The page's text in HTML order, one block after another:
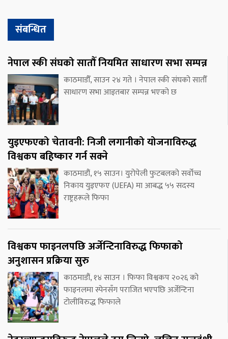
संबन्धित
नेपाल स्की संघको सातौँ नियमित साधारण सभा सम्पन्न
काठमाडौँ, साउन २४ गते । नेपाल स्की संघको सातौँ
साधारण सभा आइतबार सम्पन्न भएको छ
युइएफएको चेतावनी: निजी लगानीको योजनाविरुद्ध
विश्वकप बहिष्कार गर्न सक्ने
काठमाडौं, १५ साउन। युरोपेली फुटबलको सर्वोच्च
निकाय युइएफए (UEFA) मा आबद्ध ५५ सदस्य
राष्ट्रहरूले फिफा
विश्वकप फाइनलपछि अर्जेन्टिनाविरुद्ध फिफाको
अनुशासन प्रक्रिया सुरु
काठमाडौं, १४ साउन । फिफा विश्वकप २०२६ को
फाइनलमा स्पेनसँग पराजित भएपछि अर्जेन्टिना
टोलीविरुद्ध फिफाले